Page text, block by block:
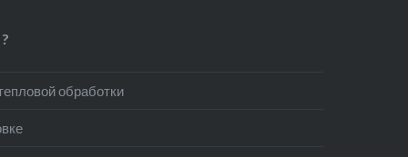
обработки